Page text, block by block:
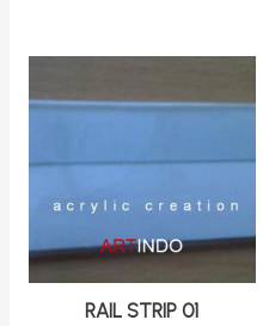
RAIL STRIP 01